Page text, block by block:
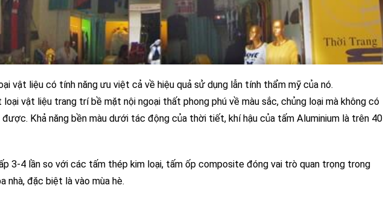
vật liệu có tính năng ưu việt cả về hiệu quả sử dụng lẫn tính thẩm mỹ của nó.
vật liệu trang trí bề mặt nội ngoại thất phong phú về màu sắc, chủng loại mà không có
Khả năng bền màu dưới tác động của thời tiết, khí hậu của tấm Aluminium là trên 40
3-4 lần so với các tấm thép kim loại, tấm ốp composite đóng vai trò quan trọng trong
nhà, đặc biệt là vào mùa hè.